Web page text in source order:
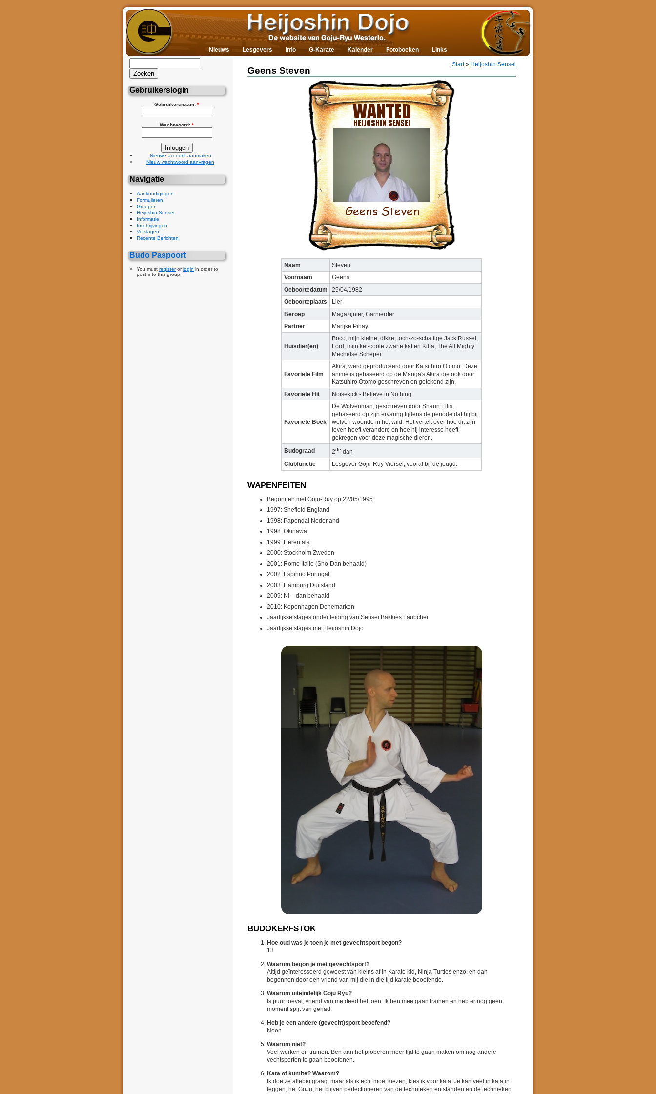
Nieuws Lesgevers Info G-Karate Kalender Fotoboeken Links
Gebruikerslogin
Gebruikersnaam: *
Wachtwoord: *
Nieuwe account aanmaken
Nieuw wachtwoord aanvragen
Navigatie
Aankondigingen
Formulieren
Groepen
Heijoshin Sensei
Informatie
Inschrijvingen
Verslagen
Recente Berichten
Budo Paspoort
You must registerorlogin in order to
post into this group.
Start» Heijoshin Sensei
Geens Steven
Naam
Steven
Voornaam
Geens
Geboortedatum
25/04/1982
Geboorteplaats
Lier
Beroep
Magazijnier, Garnierder
Partner
Marijke Pihay
Huisdier(en)
Boco, mijn kleine, dikke, toch-zo-schattige Jack Russel,
Lord, mijn kei-coole zwarte kat en Kiba, The All Mighty
Mechelse Scheper.
Favoriete Film
Akira, werd geproduceerd door Katsuhiro Otomo. Deze
anime is gebaseerd op de Manga's Akira die ook door
Katsuhiro Otomo geschreven en getekend zijn.
Favoriete Hit
Noisekick - Believe in Nothing
Favoriete Boek
De Wolvenman, geschreven door Shaun Ellis,
gebaseerd op zijn ervaring tijdens de periode dat hij bij
wolven woonde in het wild. Het vertelt over hoe dit zijn
leven heeft veranderd en hoe hij interesse heeft
gekregen voor deze magische dieren.
Budograad
2de dan
Clubfunctie
Lesgever Goju-Ruy Viersel, vooral bij de jeugd.
WAPENFEITEN
Begonnen met Goju-Ruy op 22/05/1995
1997: Shefield England
1998: Papendal Nederland
1998: Okinawa
1999: Herentals
2000: Stockholm Zweden
2001: Rome Italie (Sho-Dan behaald)
2002: Espinno Portugal
2003: Hamburg Duitsland
2009: Ni – dan behaald
2010: Kopenhagen Denemarken
Jaarlijkse stages onder leiding van Sensei Bakkies Laubcher
Jaarlijkse stages met Heijoshin Dojo
BUDOKERFSTOK
Hoe oud was je toen je met gevechtsport begon?
13
Waarom begon je met gevechtsport?
Altijd geïnteresseerd geweest van kleins af in Karate kid, Ninja Turtles enzo. en dan
begonnen door een vriend van mij die in die tijd karate beoefende.
Waarom uiteindelijk Goju Ryu?
Is puur toeval, vriend van me deed het toen. Ik ben mee gaan trainen en heb er nog geen
moment spijt van gehad.
Heb je een andere (gevecht)sport beoefend?
Neen
Waarom niet?
Veel werken en trainen. Ben aan het proberen meer tijd te gaan maken om nog andere
vechtsporten te gaan beoefenen.
Kata of kumite? Waarom?
Ik doe ze allebei graag, maar als ik echt moet kiezen, kies ik voor kata. Je kan veel in kata in
leggen, het GoJu, het blijven perfectioneren van de technieken en standen en de technieken